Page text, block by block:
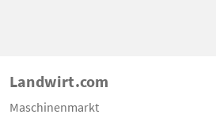
Landwirt.com
Maschinenmarkt